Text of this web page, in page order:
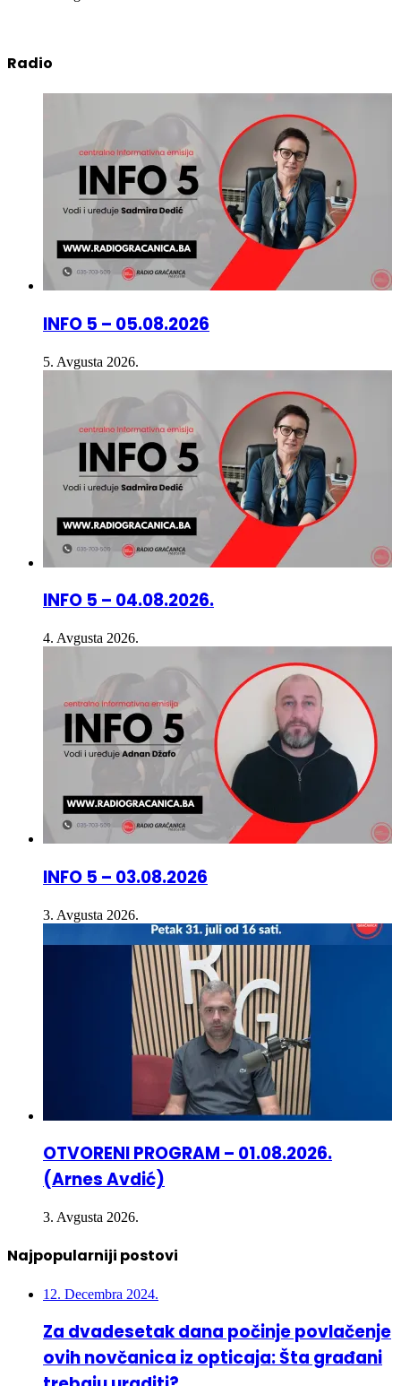
INFO 5 – 05.08.2026
5. Avgusta 2026.
INFO 5 – 04.08.2026.
4. Avgusta 2026.
INFO 5 – 03.08.2026
3. Avgusta 2026.
OTVORENI PROGRAM – 01.08.2026.
(Arnes Avdić)
3. Avgusta 2026.
Najpopularniji postovi
12. Decembra 2024.
Za dvadesetak dana počinje povlačenje
ovih novčanica iz opticaja: Šta građani
trebaju uraditi?